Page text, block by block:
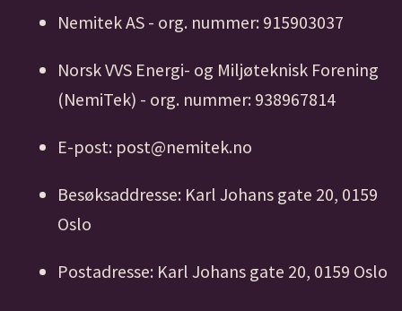
Nemitek AS - org. nummer: 915903037
Norsk VVS Energi- og Miljøteknisk Forening
(NemiTek) - org. nummer: 938967814
E-post: post@nemitek.no
Besøksaddresse: Karl Johans gate 20, 0159
Oslo
Postadresse: Karl Johans gate 20, 0159 Oslo